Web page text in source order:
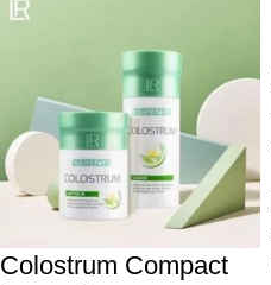
Colostrum Compact